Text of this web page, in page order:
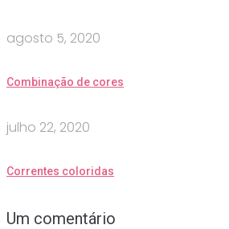
agosto 5, 2020
Combinação de cores
julho 22, 2020
Correntes coloridas
Um comentário